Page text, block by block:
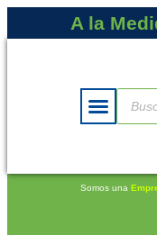
A la
Somos una